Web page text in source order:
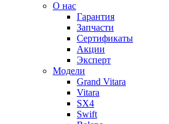
О нас
Гарантия
Запчасти
Сертификаты
Акции
Эксперт
Модели
Grand Vitara
Vitara
SX4
Swift